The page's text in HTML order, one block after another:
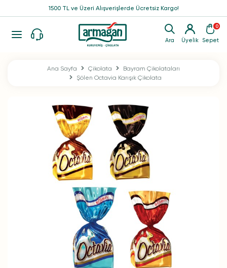
Ara Üyelik
0
Sepet
1500 TL ve Üzeri Alışverişlerde Ücretsiz Kargo!
Ana Sayfa Çikolata
Bayram Çikolataları
Şölen Octavia Karışık Çikolata